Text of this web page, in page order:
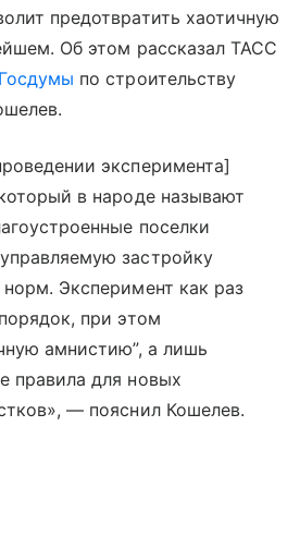
предотвратить хаотичную
Об этом рассказал ТАСС
Госдумы по строительству
эксперимента]
в народе называют
поселки
застройку
Эксперимент как раз
при этом
амнистию”, а лишь
правила для новых
— пояснил Кошелев.